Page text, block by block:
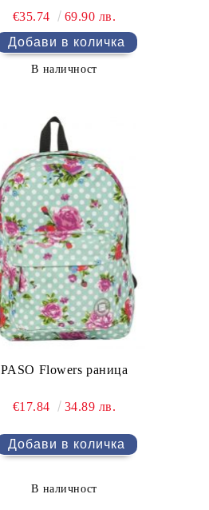
€35.74
69.90 лв.
В наличност
PASO Flowers раница
€17.84 34.89 лв.
В наличност